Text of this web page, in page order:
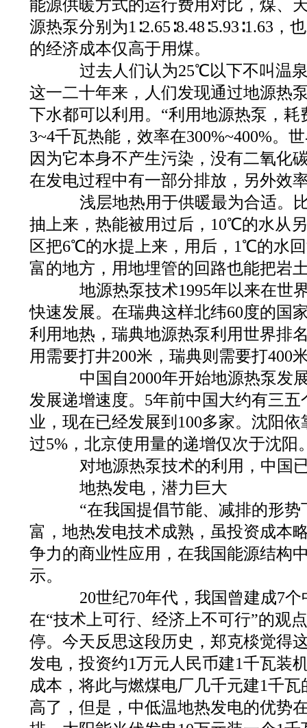
能源供暖方式的运行费用对比，煤、
源热泵分别为1∶2.65∶8.48∶5.93∶1.63
的经济成本仅高于用煤。
过去人们认为25℃以下不叫温泉
这一二十年来，人们发现通过地源热
下水都可以利用。“利用地源热泵，
3~4千瓦热能，效率在300%~400%。
因为它本身不产生污染，没有二氧化
在发电过程中有一部分排放，另外效
浅层地热用于供暖最为合适。
抽上来，热能被用过后，10℃的水从
区把6℃的水提上来，用后，1℃的水
富的地方，用地埋管的回路也能把岩
地源热泵技术1995年以来在世
快速发展。在瑞典这样北纬60度的国
利用地热，瑞典地源热泵利用世界排
用需要打井200米，瑞典则需要打400
中国自2000年开始地源热泵发
发展递增速度。5年前中国大约有三
业，现在已经发展到100多家。沈阳
过5%，北京使用量的递增仅次于沈阳
对地源热泵技术的利用，中国
地热发电，潜力巨大
“在我国提倡节能、减排的形势
富，地热发电技术成熟，虽投资成本
争力的商业性应用，在我国能源结构
示。
20世纪70年代，我国曾建成7个
在“技术上可行、经济上不可行”的观
停。今天反思这段历史，郑克棪觉得
发电，投资约1万元人民币建1千瓦装
成本，将此与燃煤电厂几千元建1千
高了，但是，中低温地热发电的优势